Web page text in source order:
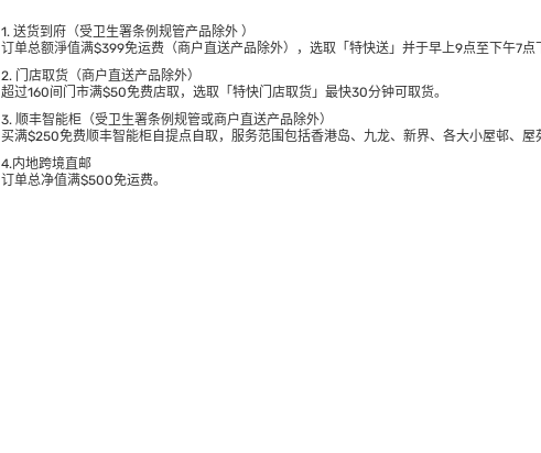
1. 送货到府（受卫生署条例规管产品除外 ）
订单总额淨值满$399免运费（商户直送产品除外），选取「特快送」并于早上9点至下午7点
2. 门店取货（商户直送产品除外）
超过160间门市满$50免费店取，选取「特快门店取货」最快30分钟可取货。
3. 顺丰智能柜（受卫生署条例规管或商户直送产品除外）
买满$250免费顺丰智能柜自提点自取，服务范围包括香港岛、九龙、新界、各大小屋邨、屋
4.内地跨境直邮
订单总净值满$500免运费。